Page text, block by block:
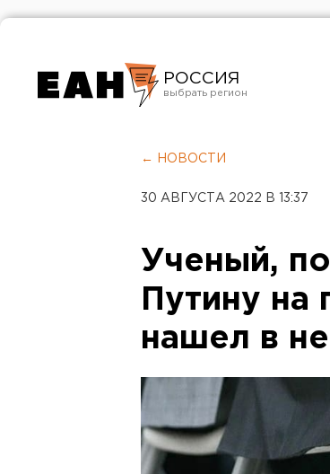
РОССИЯ
Челябинск
← НОВОСТИ
30 АВГУСТА 2022 В 13:37
Ученый,
Путину на
нашел в